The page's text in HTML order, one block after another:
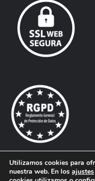
new
window
in
window
© Todos los derechos
Utilizamos cookies para
nuestra web. En los ajustes